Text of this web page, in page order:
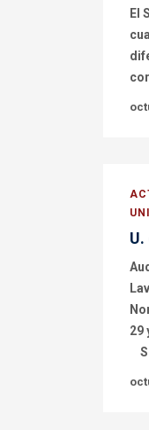
El
29